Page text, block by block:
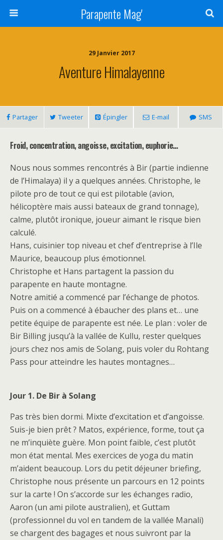
Parapente Mag'
29 Janvier 2017
Aventure Himalayenne
Partager Tweeter Épingler E-mail SMS
Froid, concentration, angoisse, excitation, euphorie…
Nous nous sommes rencontrés à Bir (partie indienne
de l’Himalaya) il y a quelques années. Christophe, le
pilote pro de tout ce qui est pilotable (avion,
hélicoptère mais aussi bateaux de grand tonnage),
calme, plutôt ironique, joueur aimant le risque bien
calculé.
Hans, cuisinier top niveau et chef d’entreprise à l’Ile
Maurice, beaucoup plus émotionnel.
Christophe et Hans partagent la passion du
parapente en haute montagne.
Notre amitié a commencé par l’échange de photos.
Puis on a commencé à ébaucher des plans et… une
petite équipe de parapente est née. Le plan : voler de
Bir Billing jusqu’à la vallée de Kullu, rester quelques
jours chez nos amis de Solang, puis voler du Rohtang
Pass pour atteindre les hautes montagnes…
Jour 1. De Bir à Solang
Pas très bien dormi. Mixte d’excitation et d’angoisse.
Suis-je bien prêt ? Matos, expérience, forme, tout ça
ne m’inquiète guère. Mon point faible, c’est plutôt
mon état mental. Mes exercices de yoga du matin
m’aident beaucoup. Lors du petit déjeuner briefing,
Christophe nous présente un parcours en 12 points
sur la carte ! On s’accorde sur les échanges radio,
Aaron (un ami pilote australien), et Guttam
(professionnel du vol en tandem de la vallée Manali)
se chargent des bagages et nous suivront par la